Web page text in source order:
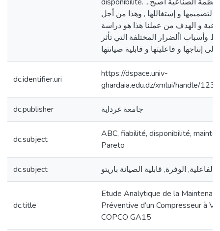
و إستغاللها , وهذا من أجل
و الهدف من عملنا هذا هو دراسة
وأسباب األضرار المختلفة التي تأثر
dc.identifier.uri
https://dspace.univ-
ghardaia.edu.dz/xmlui/handle/
dc.publisher جامعة غرداية
dc.subject
ABC, fiabilité, disponibilité,
Pareto
dc.subject
dc.title
Etude Analytique de la
Préventive d’un Compresseur à
COPCO GA15